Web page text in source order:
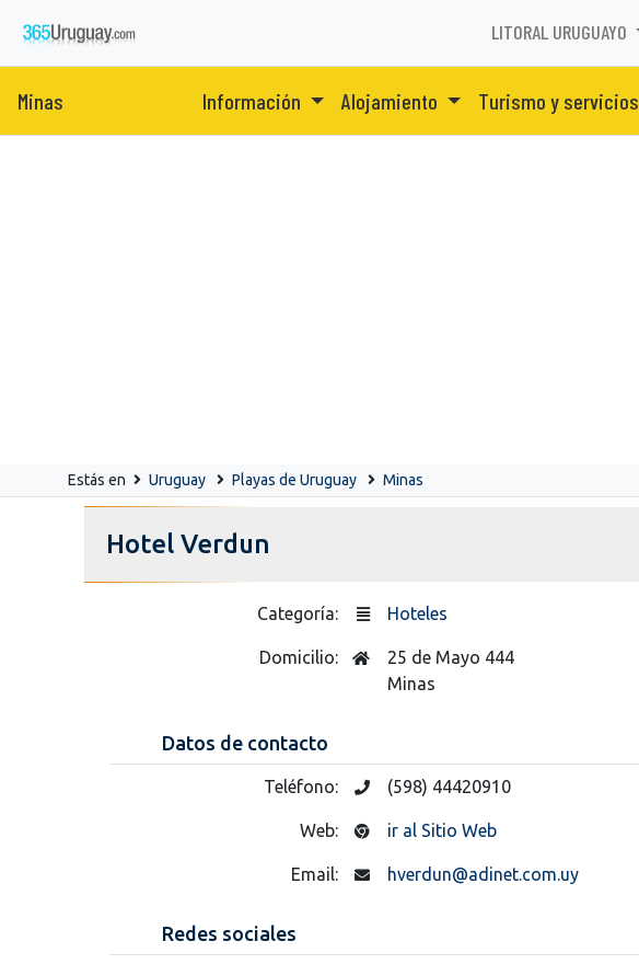
LITORAL URUGUAYO
Minas Información Alojamiento Turismo y servicios
Estás en Uruguay Playas de Uruguay Minas
Hotel Verdun
Categoría: Hoteles
Domicilio:
25 de Mayo 444
Minas
Datos de contacto
Teléfono: (598) 44420910
Web: ir al Sitio Web
Email: hverdun@adinet.com.uy
Redes sociales